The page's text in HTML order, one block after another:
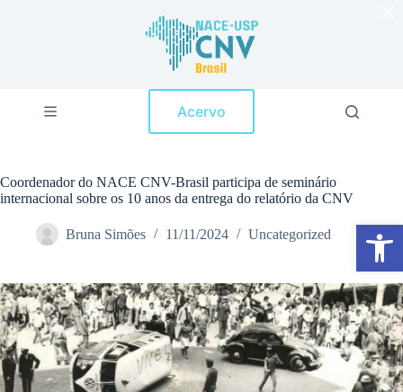
Abrir a barra de ferramentas
c
o
o
Acervo
Coordenador do NACE CNV-Brasil participa de seminário
internacional sobre os 10 anos da entrega do relatório da CNV
Bruna Simões 11/11/2024 Uncategorized